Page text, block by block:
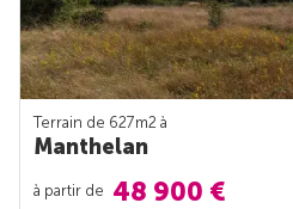
Terrain de 627m2 à
Manthelan
à partir de 48 900 €